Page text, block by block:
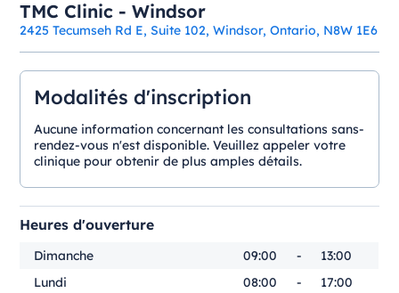
TMC Clinic - Windsor
2425 Tecumseh Rd E, Suite 102, Windsor, Ontario, N8W 1E6
Modalités d'inscription
Aucune information concernant les consultations sans-
rendez-vous n'est disponible. Veuillez appeler votre
clinique pour obtenir de plus amples détails.
Heures d'ouverture
Dimanche 09:00 -
13:00
Lundi
08:00 -
17:00